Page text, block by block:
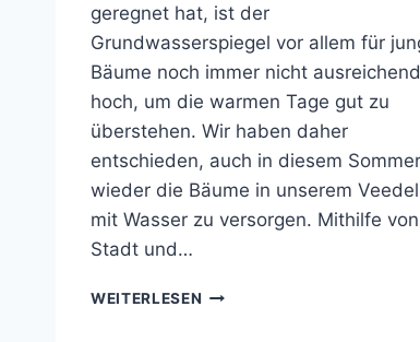
geregnet hat, ist der
Grundwasserspiegel vor allem für
Bäume noch immer nicht ausreichend
hoch, um die warmen Tage gut zu
überstehen. Wir haben daher
entschieden, auch in diesem Sommer
wieder die Bäume in unserem Veedel
mit Wasser zu versorgen. Mithilfe von
Stadt und…
WEITERLESEN „ZOLLSTOCK